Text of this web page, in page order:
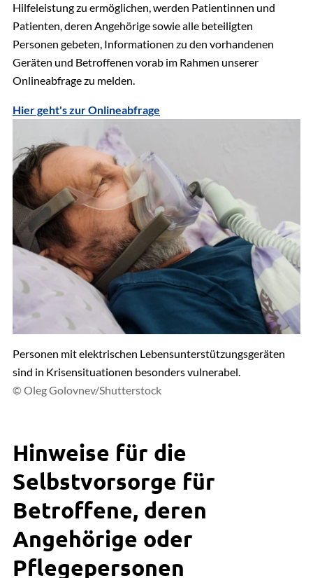
Hilfeleistung zu ermöglichen, werden Patientinnen und
Patienten, deren Angehörige sowie alle beteiligten
Personen gebeten, Informationen zu den vorhandenen
Geräten und Betroffenen vorab im Rahmen unserer
Onlineabfrage zu melden.
Hier geht's zur Onlineabfrage
Personen mit elektrischen Lebensunterstützungsgeräten
sind in Krisensituationen besonders vulnerabel.
© Oleg Golovnev/Shutterstock
Hinweise für die
Selbstvorsorge für
Betroffene, deren
Angehörige oder
Pflegepersonen